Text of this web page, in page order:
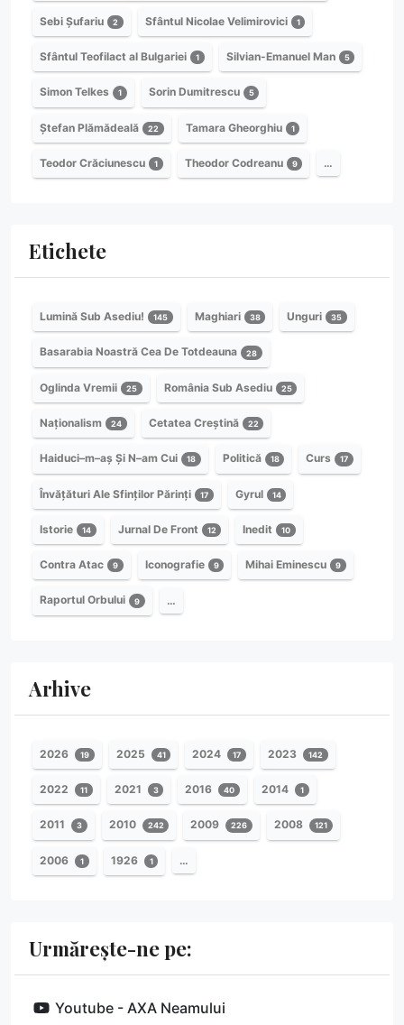
Sebi Șufariu 2 Sfântul Nicolae Velimirovici 1
Sfântul Teofilact al Bulgariei 1 Silvian-Emanuel Man 5
Simon Telkes 1 Sorin Dumitrescu 5
Ștefan Plămădeală 22 Tamara Gheorghiu 1
Teodor Crăciunescu 1 Theodor Codreanu 9 …
Etichete
Lumină Sub Asediu! 145 Maghiari 38 Unguri 35
Basarabia Noastră Cea De Totdeauna 28
Oglinda Vremii 25 România Sub Asediu 25
Naționalism 24 Cetatea Creștină 22
Haiduci–m–aș Și N–am Cui 18 Politică 18 Curs 17
Învățături Ale Sfinților Părinți 17 Gyrul 14
Istorie 14 Jurnal De Front 12 Inedit 10
Contra Atac 9 Iconografie 9 Mihai Eminescu 9
Raportul Orbului 9 …
Arhive
2026 19 2025 41 2024 17 2023 142
2022 11 2021 3 2016 40 2014 1
2011 3 2010 242 2009 226 2008 121
2006 1 1926 1 …
Urmărește-ne pe:
Youtube - AXA Neamului